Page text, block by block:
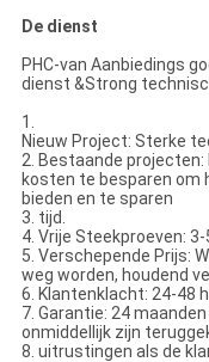
De dienst
PHC-van Aanbiedings
dienst &Strong
1.
Nieuw Project: Sterke
2. Bestaande
kosten te besparen om
bieden en te sparen
3. tijd.
4. Vrije Steekproeven:
5. Verschepende Prijs:
weg worden, houdend
6. Klantenklacht: 24-48
7. Garantie: 24
onmiddellijk zijn
8. uitrustingen als de